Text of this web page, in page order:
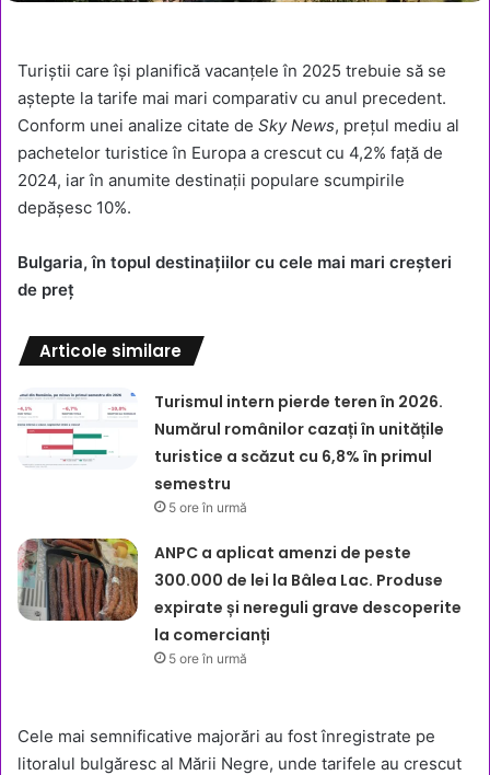
Turiștii care își planifică vacanțele în 2025 trebuie să se
aștepte la tarife mai mari comparativ cu anul precedent.
Conform unei analize citate de Sky News, prețul mediu al
pachetelor turistice în Europa a crescut cu 4,2% față de
2024, iar în anumite destinații populare scumpirile
depășesc 10%.
Bulgaria, în topul destinațiilor cu cele mai mari creșteri
de preț
Articole similare
Turismul intern pierde teren în 2026.
Numărul românilor cazați în unitățile
turistice a scăzut cu 6,8% în primul
semestru
5 ore în urmă
ANPC a aplicat amenzi de peste
300.000 de lei la Bâlea Lac. Produse
expirate și nereguli grave descoperite
la comercianți
5 ore în urmă
Cele mai semnificative majorări au fost înregistrate pe
litoralul bulgăresc al Mării Negre, unde tarifele au crescut